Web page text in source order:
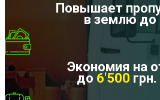
Повышает
в землю до
Экономия на
до 6'500